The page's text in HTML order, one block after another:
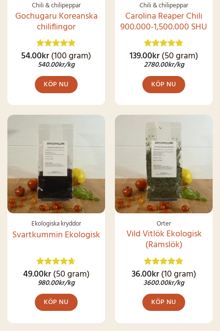
Chili & chilipeppar
Gochugaru Koreanska
chiliflingor
Betygsatt
4.83av 5
54.00kr(100 gram)
540.00kr/kg
KÖP NU
Chili & chilipeppar
Carolina Reaper Chili
900.000-1,500.000 SHU
Betygsatt
4.79av 5
139.00kr(50 gram)
2780.00kr/kg
KÖP NU
Ekologiska kryddor
Svartkummin Ekologisk
Betygsatt
4.62 av 5
49.00kr(50 gram)
980.00kr/kg
KÖP NU
SNART I
LAGER IGEN
Örter
Vild Vitlök Ekologisk
(Ramslök)
Betygsatt
4.92av 5
36.00kr(10 gram)
3600.00kr/kg
KÖP NU